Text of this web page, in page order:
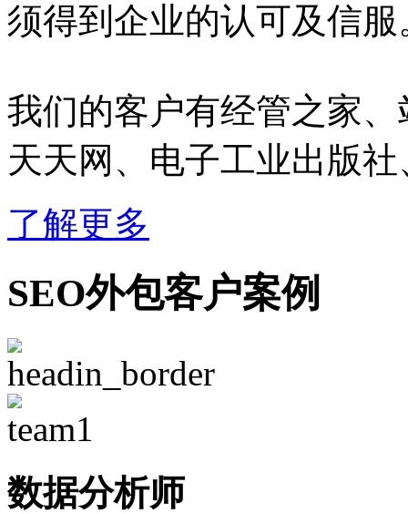
须得到企业的认可及信服
我们的客户有经管之家
天天网、电子工业出版
了解更多
SEO外包客户案例
数据分析师